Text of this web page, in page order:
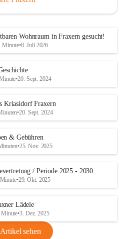
Wohnraum in Fraxern gesucht!
Minute•8. Juli 2026
•20. Sept. 2024
Kriasidorf Fraxern
•20. Sept. 2024
& Gebühren
•25. Nov. 2025
/ Periode 2025 - 2030
•29. Okt. 2025
Lädele
Minute•3. Dez. 2025
sehen